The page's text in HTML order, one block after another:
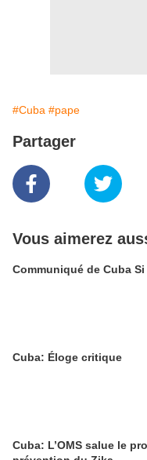
#Cuba #pape
Partager
Vous aimerez
Communiqué de Cuba
Cuba: Éloge critique
Cuba: L’OMS salue le